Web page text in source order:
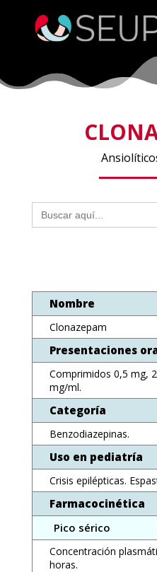
Buscar:
Nombre
Clonazepam
Presentaciones
Comprimidos 0,5 mg,
mg/ml.
Categoría
Benzodiazepinas.
Uso en pediatría
Crisis epilépticas.
Farmacocinética
Pico sérico
Concentración
horas.